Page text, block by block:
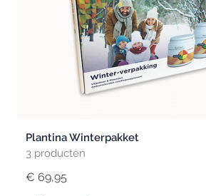
Plantina Winterpakket
3 producten
€ 69,95